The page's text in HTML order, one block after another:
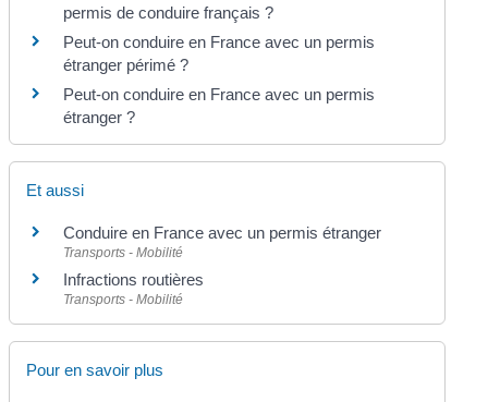
permis de conduire français ?
Peut-on conduire en France avec un permis
étranger périmé ?
Peut-on conduire en France avec un permis
étranger ?
Et aussi
Conduire en France avec un permis étranger
Transports - Mobilité
Infractions routières
Transports - Mobilité
Pour en savoir plus